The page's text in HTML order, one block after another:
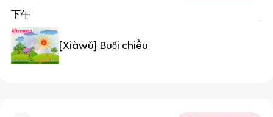
下午
[Xiàwǔ] Buổi chiều